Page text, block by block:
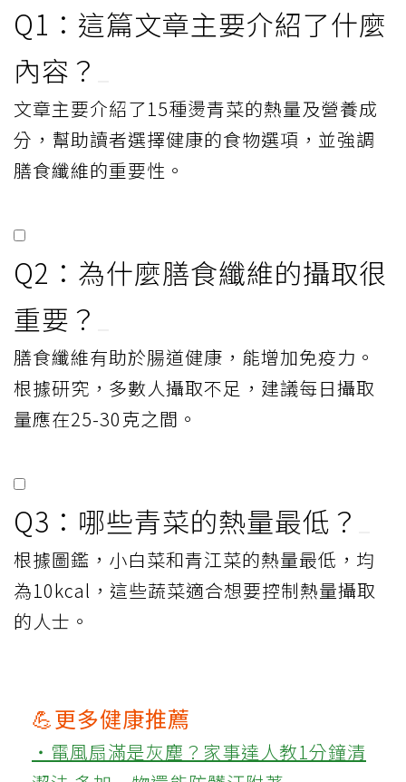
Q1：這篇文章主要介紹了什麼
內容？
文章主要介紹了15種燙青菜的熱量及營養成
分，幫助讀者選擇健康的食物選項，並強調
膳食纖維的重要性。
Q2：為什麼膳食纖維的攝取很
重要？
膳食纖維有助於腸道健康，能增加免疫力。
根據研究，多數人攝取不足，建議每日攝取
量應在25-30克之間。
Q3：哪些青菜的熱量最低？
根據圖鑑，小白菜和青江菜的熱量最低，均
為10kcal，這些蔬菜適合想要控制熱量攝取
的人士。
💪更多健康推薦
‧電風扇滿是灰塵？家事達人教1分鐘清